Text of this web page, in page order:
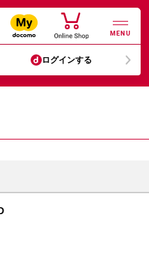
MENU
ログインする